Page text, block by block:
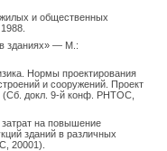
и общественных
зданиях» — М.:
Нормы проектирования
и сооружений. Проект
(Сб. докл. 9-й конф. РНТОС,
затрат на повышение
зданий в различных
20001).